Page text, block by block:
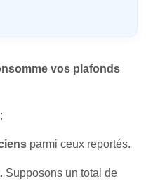
vos plafonds
;
parmi ceux reportés.
Supposons un total de